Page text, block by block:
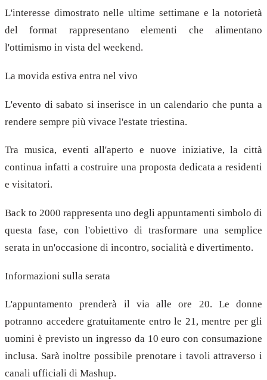
L'interesse dimostrato nelle ultime settimane e la notorietà
del format rappresentano elementi che alimentano
l'ottimismo in vista del weekend.
La movida estiva entra nel vivo
L'evento di sabato si inserisce in un calendario che punta a
rendere sempre più vivace l'estate triestina.
Tra musica, eventi all'aperto e nuove iniziative, la città
continua infatti a costruire una proposta dedicata a residenti
e visitatori.
Back to 2000 rappresenta uno degli appuntamenti simbolo di
questa fase, con l'obiettivo di trasformare una semplice
serata in un'occasione di incontro, socialità e divertimento.
Informazioni sulla serata
L'appuntamento prenderà il via alle ore 20. Le donne
potranno accedere gratuitamente entro le 21, mentre per gli
uomini è previsto un ingresso da 10 euro con consumazione
inclusa. Sarà inoltre possibile prenotare i tavoli attraverso i
canali ufficiali di Mashup.